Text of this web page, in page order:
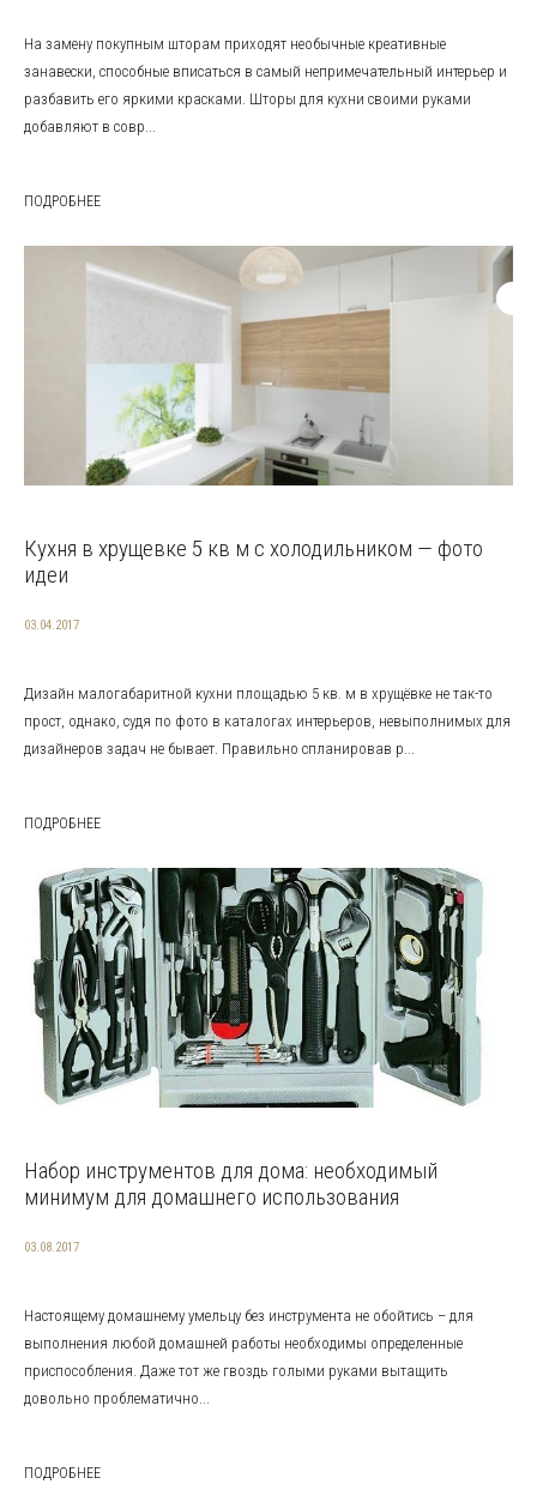
На замену покупным шторам приходят необычные креативные
занавески, способные вписаться в самый непримечательный интерьер и
разбавить его яркими красками. Шторы для кухни своими руками
добавляют в совр...
ПОДРОБНЕЕ
Кухня в хрущевке 5 кв м с холодильником — фото
идеи
03.04.2017
Дизайн малогабаритной кухни площадью 5 кв. м в хрущёвке не так-то
прост, однако, судя по фото в каталогах интерьеров, невыполнимых для
дизайнеров задач не бывает. Правильно спланировав р...
ПОДРОБНЕЕ
Набор инструментов для дома: необходимый
минимум для домашнего использования
03.08.2017
Настоящему домашнему умельцу без инструмента не обойтись – для
выполнения любой домашней работы необходимы определенные
приспособления. Даже тот же гвоздь голыми руками вытащить
довольно проблематично...
ПОДРОБНЕЕ